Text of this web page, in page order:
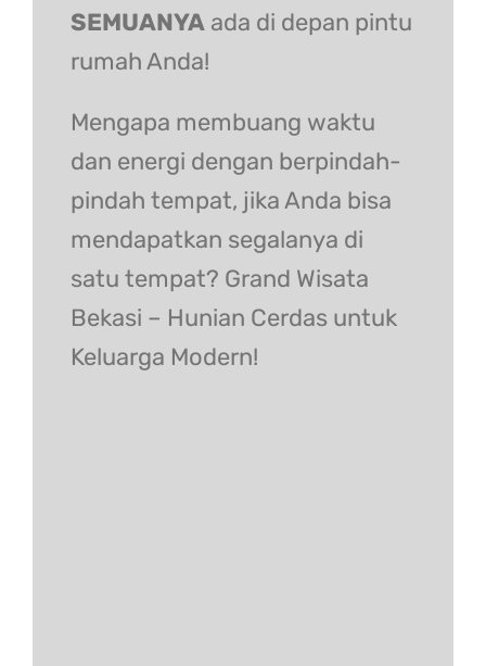
SEMUANYAada di depan pintu
rumah Anda!
Mengapa membuang waktu
dan energi dengan berpindah-
pindah tempat, jika Anda bisa
mendapatkan segalanya di
satu tempat? Grand Wisata
Bekasi – Hunian Cerdas untuk
Keluarga Modern!